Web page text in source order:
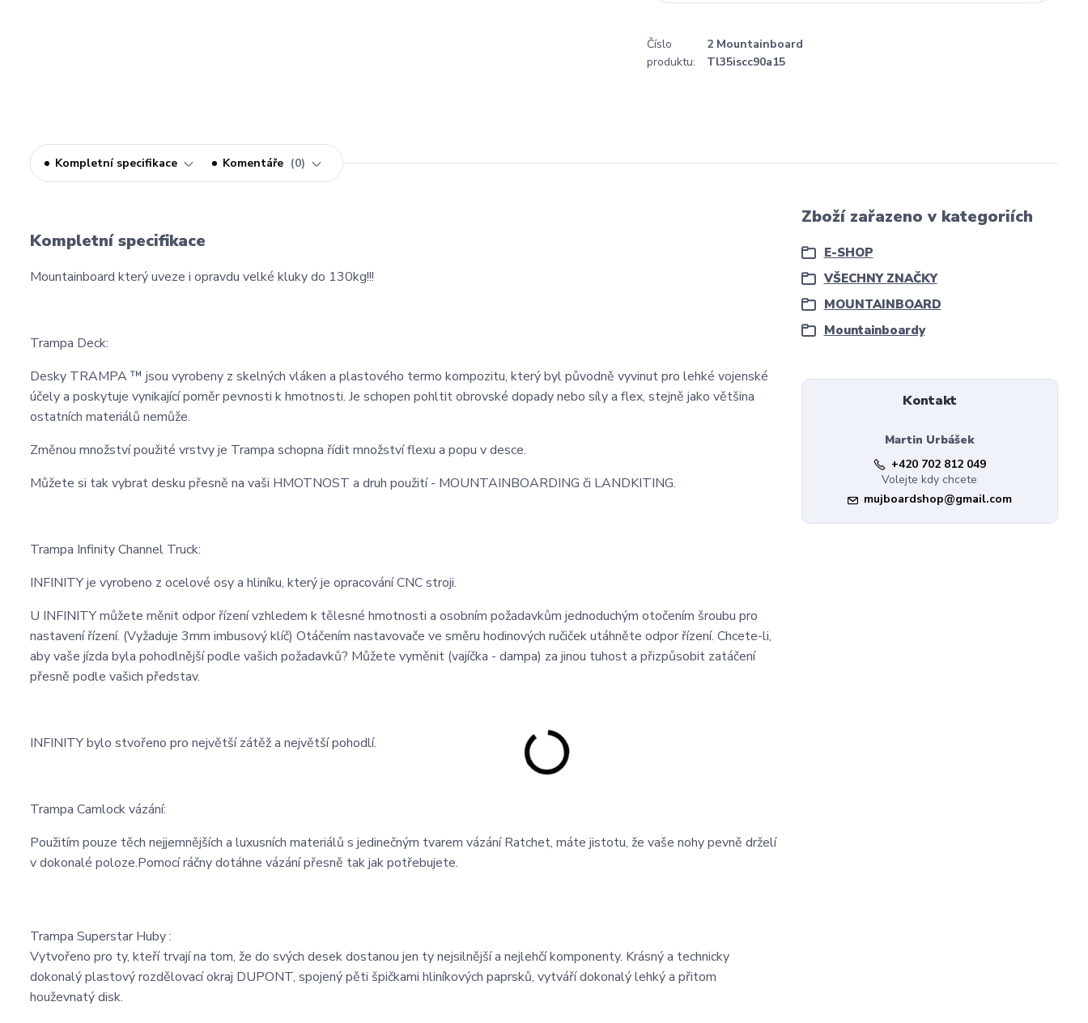
Číslo
produktu:
2 Mountainboard
Tl35iscc90a15
Kompletní specifikace Komentáře 0
Kompletní specifikace
Mountainboard který uveze i opravdu velké kluky do 130kg!!!
Trampa Deck:
Desky TRAMPA ™ jsou vyrobeny z skelných vláken a plastového termo kompozitu, který byl původně vyvinut pro lehké vojenské
účely a poskytuje vynikající poměr pevnosti k hmotnosti. Je schopen pohltit obrovské dopady nebo síly a flex, stejně jako většina
ostatních materiálů nemůže.
Změnou množství použité vrstvy je Trampa schopna řídit množství flexu a popu v desce.
Můžete si tak vybrat desku přesně na vaši HMOTNOST a druh použití - MOUNTAINBOARDING či LANDKITING.
Trampa Infinity Channel Truck:
INFINITY je vyrobeno z ocelové osy a hliníku, který je opracování CNC stroji.
U INFINITY můžete měnit odpor řízení vzhledem k tělesné hmotnosti a osobním požadavkům jednoduchým otočením šroubu pro
nastavení řízení. (Vyžaduje 3mm imbusový klíč) Otáčením nastavovače ve směru hodinových ručiček utáhněte odpor řízení. Chcete-li,
aby vaše jízda byla pohodlnější podle vašich požadavků? Můžete vyměnit (vajíčka - dampa) za jinou tuhost a přizpůsobit zatáčení
přesně podle vašich představ.
INFINITY bylo stvořeno pro největší zátěž a největší pohodlí.
Trampa Camlock vázání:
Použitím pouze těch nejjemnějších a luxusních materiálů s jedinečným tvarem vázání Ratchet, máte jistotu, že vaše nohy pevně drželí
v dokonalé poloze.Pomocí ráčny dotáhne vázání přesně tak jak potřebujete.
Trampa Superstar Huby :
Vytvořeno pro ty, kteří trvají na tom, že do svých desek dostanou jen ty nejsilnější a nejlehčí komponenty. Krásný a technicky
dokonalý plastový rozdělovací okraj DUPONT, spojený pěti špičkami hliníkových paprsků, vytváří dokonalý lehký a přitom
houževnatý disk.
Zboží zařazeno v kategoriích
E-SHOP
VŠECHNY ZNAČKY
MOUNTAINBOARD
Mountainboardy
Kontakt
Martin Urbášek
+420 702 812 049
Volejte kdy chcete
mujboardshop@gmail.com